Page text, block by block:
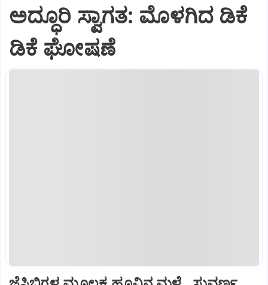
ಅದ್ಧೂರಿ ಸ್ವಾಗತ: ಮೊಳಗಿದ ಡಿಕೆ‌
ಡಿಕೆ ಘೋಷಣೆ